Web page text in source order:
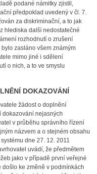
podané námitky zjistil,
předpoklad uvedený v čl. 7.
za diskriminační, a to jak
hlediska další nedostatečné
rozhodnutí o zrušení
zasláno všem známým
mimo jiné i sdělení
o nich, a to ve smyslu
DOKAZOVÁNÍ
žádost o doplnění
dokazování nejasných
v průběhu správního řízení
názvem a o stejném obsahu
dne 27. 12. 2011
uvádí, že předmětem
jako v případě první veřejné
ke změně v podmínkách